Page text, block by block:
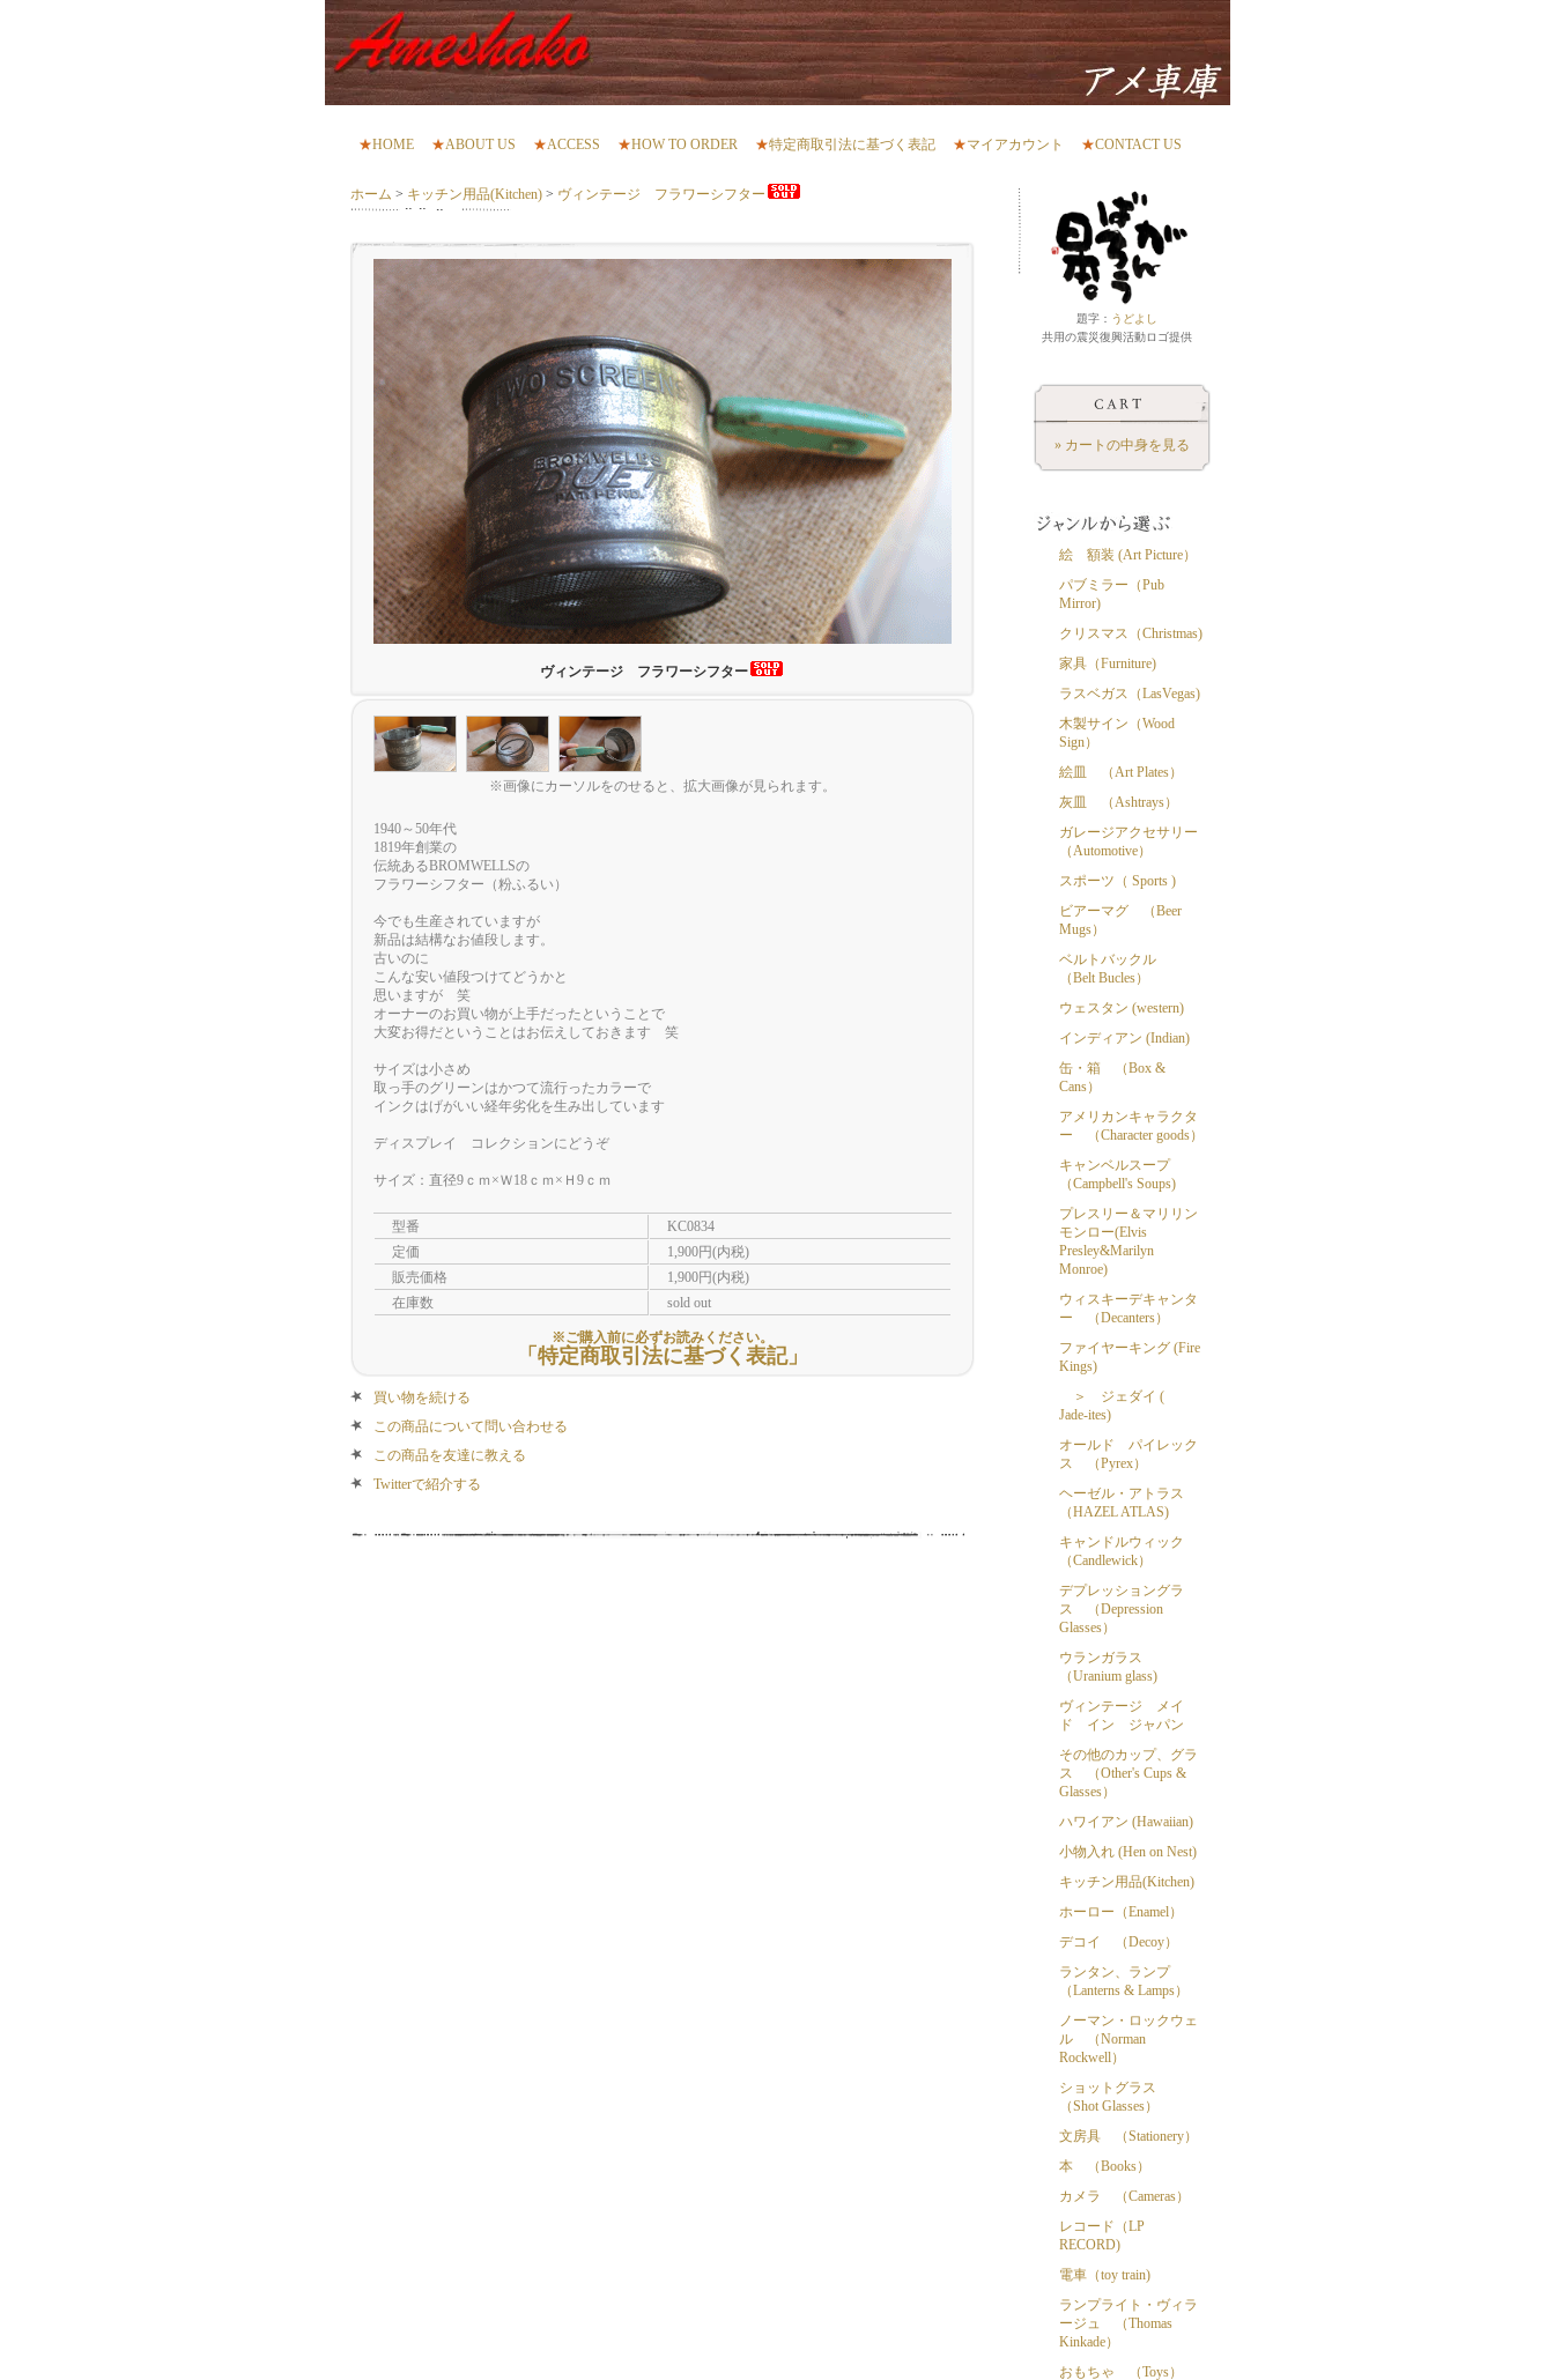
★HOME ★ABOUT US ★ACCESS ★HOW TO ORDER ★特定商取引法に基づく表記 ★マイアカウント ★CONTACT US
ホーム > キッチン用品(Kitchen) > ヴィンテージ フラワーシフター
ヴィンテージ フラワーシフター
※画像にカーソルをのせると、拡大画像が見られます。
1940～50年代
1819年創業の
伝統あるBROMWELLSの
フラワーシフター（粉ふるい）
今でも生産されていますが
新品は結構なお値段します。
古いのに
こんな安い値段つけてどうかと
思いますが 笑
オーナーのお買い物が上手だったということで
大変お得だということはお伝えしておきます 笑
サイズは小さめ
取っ手のグリーンはかつて流行ったカラーで
インクはげがいい経年劣化を生み出しています
ディスプレイ コレクションにどうぞ
サイズ：直径9ｃｍ×Ｗ18ｃｍ×Ｈ9ｃｍ
型番
KC0834
定価
1,900円(内税)
販売価格
1,900円(内税)
在庫数
sold out
※ご購入前に必ずお読みください。
「特定商取引法に基づく表記」
買い物を続ける
この商品について問い合わせる
この商品を友達に教える
Twitterで紹介する
題字： うどよし
共用の震災復興活動ロゴ提供
» カートの中身を見る
絵 額装 (Art Picture）
パブミラー（Pub
Mirror)
クリスマス（Christmas)
家具（Furniture)
ラスベガス（LasVegas)
木製サイン（Wood
Sign）
絵皿 （Art Plates）
灰皿 （Ashtrays）
ガレージアクセサリー
（Automotive）
スポーツ（ Sports )
ビアーマグ （Beer
Mugs）
ベルトバックル
（Belt Bucles）
ウェスタン (western)
インディアン (Indian)
缶・箱 （Box &
Cans）
アメリカンキャラクタ
ー （Character goods）
キャンベルスープ
（Campbell's Soups)
プレスリー＆マリリン
モンロー(Elvis
Presley&Marilyn
Monroe)
ウィスキーデキャンタ
ー （Decanters）
ファイヤーキング (Fire
Kings)
＞ ジェダイ (
Jade-ites)
オールド パイレック
ス （Pyrex）
ヘーゼル・アトラス
（HAZEL ATLAS)
キャンドルウィック
（Candlewick）
デプレッショングラ
ス （Depression
Glasses）
ウランガラス
（Uranium glass)
ヴィンテージ メイ
ド イン ジャパン
その他のカップ、グラ
ス （Other's Cups &
Glasses）
ハワイアン (Hawaiian)
小物入れ (Hen on Nest)
キッチン用品(Kitchen)
ホーロー（Enamel）
デコイ （Decoy）
ランタン、ランプ
（Lanterns & Lamps）
ノーマン・ロックウェ
ル （Norman
Rockwell）
ショットグラス
（Shot Glasses）
文房具 （Stationery）
本 （Books）
カメラ （Cameras）
レコード（LP
RECORD)
電車（toy train)
ランプライト・ヴィラ
ージュ （Thomas
Kinkade）
おもちゃ （Toys）